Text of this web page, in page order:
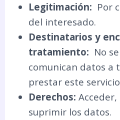
Legitimación: Por
del interesado.
Destinatarios y
tratamiento: No
comunican datos a
prestar este
Derechos:
suprimir los datos.